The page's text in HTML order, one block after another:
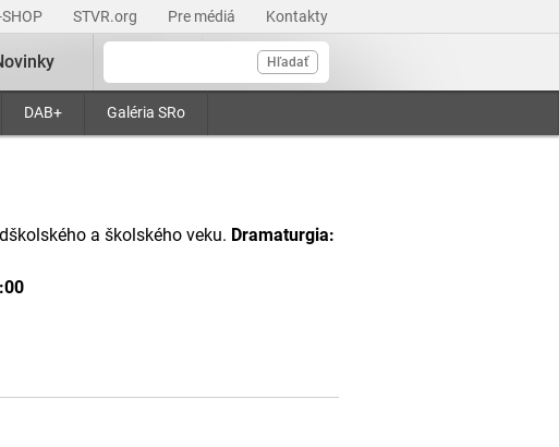
SHOP STVR.org Pre médiá Kontakty
Hľadať
DAB+ Galéria SRo
a školského veku. Dramaturgia: